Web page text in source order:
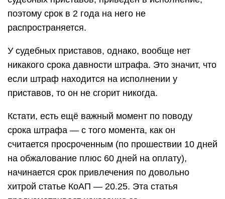
поэтому срок в 2 года на него не
распространяется.
У судебных приставов, однако, вообще нет
никакого срока давности штрафа. Это значит, что
если штраф находится на исполнении у
приставов, то он не сгорит никогда.
Кстати, есть ещё важный момент по поводу
срока штрафа — с того момента, как он
считается просроченным (по прошествии 10 дней
на обжалование плюс 60 дней на оплату),
начинается срок привлечения по довольно
хитрой статье КоАП — 20.25. Эта статья